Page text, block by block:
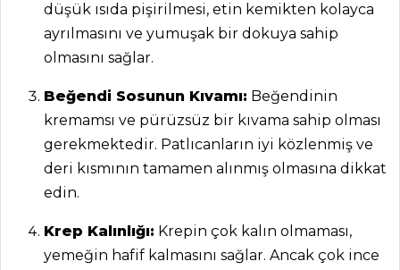
ANASAYFA
düşük ısıda pişirilmesi, etin kemikten kolayca
ayrılmasını ve yumuşak bir dokuya sahip
olmasını sağlar.
Beğendi Sosunun Kıvamı: Beğendinin
kremamsı ve pürüzsüz bir kıvama sahip olması
gerekmektedir. Patlıcanların iyi közlenmiş ve
deri kısmının tamamen alınmış olmasına dikkat
edin.
Krep Kalınlığı: Krepin çok kalın olmaması,
yemeğin hafif kalmasını sağlar. Ancak çok ince